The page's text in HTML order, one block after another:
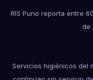
RIS Puno reporta entre
de
Servicios higiénicos del